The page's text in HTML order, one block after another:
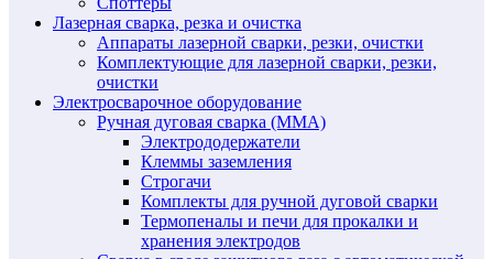
Лазерная сварка, резка и очистка
Аппараты лазерной сварки, резки, очистки
Комплектующие для лазерной сварки, резки,
очистки
Электросварочное оборудование
Ручная дуговая сварка (MMA)
Электрододержатели
Клеммы заземления
Строгачи
Комплекты для ручной дуговой сварки
Термопеналы и печи для прокалки и
хранения электродов